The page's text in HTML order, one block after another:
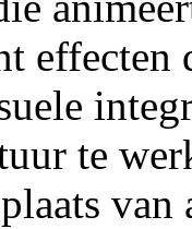
effecten
te